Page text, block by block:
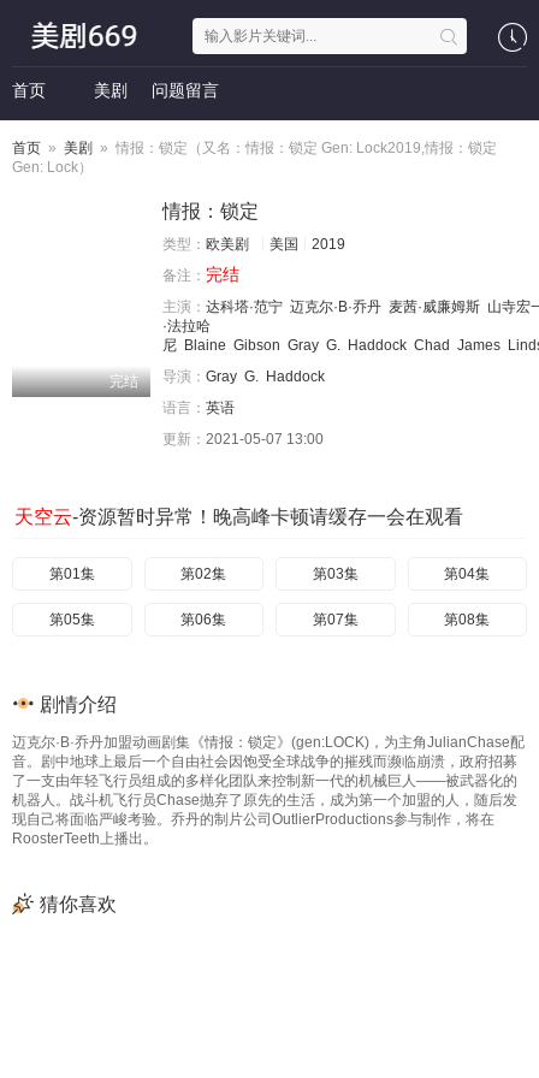
首页 美剧 问题留言
首页 » 美剧 » 情报：锁定（又名：情报：锁定 Gen: Lock2019,情报：锁定
Gen: Lock）
完结
情报：锁定
类型： 欧美剧 美国
2019
备注： 完结
主演： 达科塔·范宁 迈克尔·B·乔丹 麦茜·威廉姆斯 山寺宏
·法拉哈
尼 Blaine Gibson Gray G. Haddock Chad James
导演： Gray G. Haddock
语言： 英语
更新： 2021-05-07 13:00
天空云-资源暂时异常！晚高峰卡顿请缓存一会在观看
第01集 第02集 第03集 第04集
第05集 第06集 第07集 第08集
剧情介绍
迈克尔·B·乔丹加盟动画剧集《情报：锁定》(gen:LOCK)，为主角JulianChase配
音。剧中地球上最后一个自由社会因饱受全球战争的摧残而濒临崩溃，政府招募
了一支由年轻飞行员组成的多样化团队来控制新一代的机械巨人——被武器化的
机器人。战斗机飞行员Chase抛弃了原先的生活，成为第一个加盟的人，随后发
现自己将面临严峻考验。乔丹的制片公司OutlierProductions参与制作，将在
RoosterTeeth上播出。
猜你喜欢